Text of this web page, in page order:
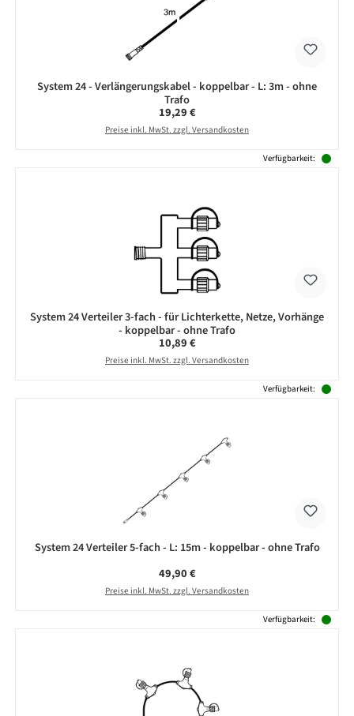
System 24 - Verlängerungskabel - koppelbar - L: 3m - ohne
Trafo
Regulärer Preis:
19,29 €
Preise inkl. MwSt. zzgl. Versandkosten
Verfügbarkeit:
System 24 Verteiler 3-fach - für Lichterkette, Netze, Vorhänge
- koppelbar - ohne Trafo
Regulärer Preis:
10,89 €
Preise inkl. MwSt. zzgl. Versandkosten
Verfügbarkeit:
System 24 Verteiler 5-fach - L: 15m - koppelbar - ohne Trafo
Regulärer Preis:
49,90 €
Preise inkl. MwSt. zzgl. Versandkosten
Verfügbarkeit: